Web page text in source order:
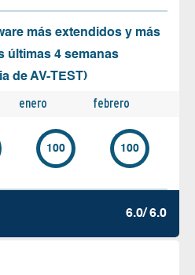
más extendidos y más
últimas 4 semanas
de AV-TEST)
enero febrero
100 100
6.0/ 6.0